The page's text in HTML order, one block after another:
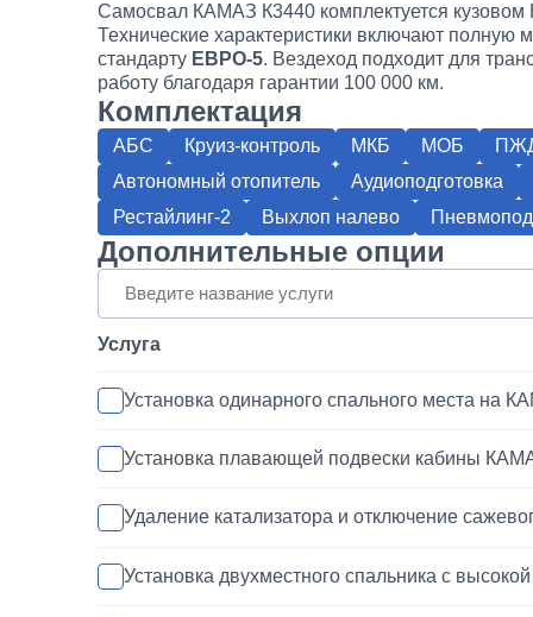
Самосвал КАМАЗ К3440 комплектуется
Технические характеристики включают полную
стандарту ЕВРО-5. Вездеход подходит для
работу благодаря гарантии 100 000 км.
Комплектация
АБС Круиз-контроль МКБ МОБ
Автономный отопитель
Аудиоподготовка
Рестайлинг-2
Выхлоп налево
Дополнительные опции
Услуга
Установка одинарного спального места на
Установка плавающей подвески кабины
Удаление катализатора и отключение
Установка двухместного спальника с